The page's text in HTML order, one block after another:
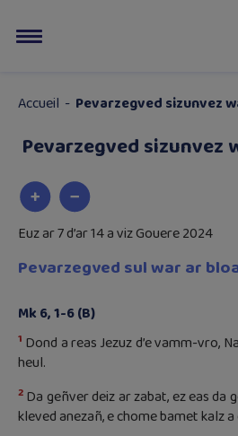
Accueil - Pevarzegved sizunvez
Pevarzegved sizunvez
Euz ar 7 d’ar 14 a viz Gouere 2024
Pevarzegved sul war ar
Mk 6, 1-6 (B)
1 Dond a reas Jezuz d’e vamm-vro,
heul.
2 Da geñver deiz ar zabat, ez eas da
kleved anezañ, e chome bamet kalz